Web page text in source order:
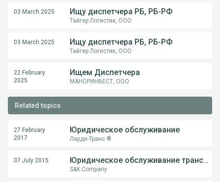
03 March 2025 Ищу диспетчера РБ, РБ-РФ
Тайгер Логистик, ООО
03 March 2025 Ищу диспетчера РБ, РБ-РФ
Тайгер Логистик, ООО
22 February
2025
Ищем Диспетчера
МАНОРИНВЕСТ, ООО
Related topics
27 February
2017
Юридическое обслуживание
Ларди-Транс ®
07 July 2015 Юридическое обслуживание транспорта
S&K Company